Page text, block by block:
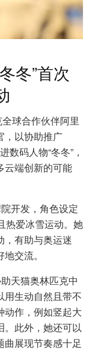
冬”首次
球合作伙伴阿里
，以协助推广
码人物“冬冬”，
云端创新的可能
开发，角色设定
热爱冰雪运动。她
，有助与奥运迷
交流。
天猫奥林匹克中
用生动自然且带不
动作，例如竖起大
。此外，她还可以
展现节奏感十足